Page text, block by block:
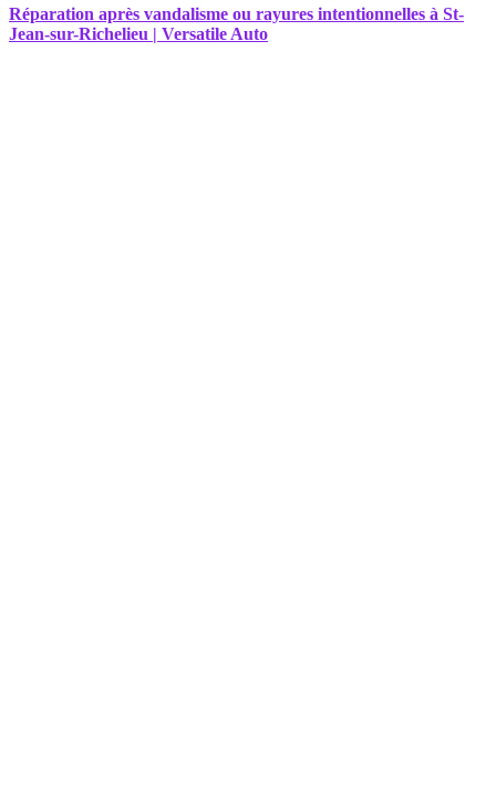
Réparation après vandalisme ou rayures intentionnelles à St-
Jean-sur-Richelieu | Versatile Auto